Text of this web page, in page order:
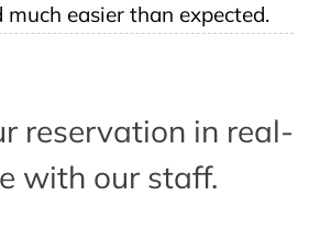
much easier than expected.
reservation in real-
with our staff.